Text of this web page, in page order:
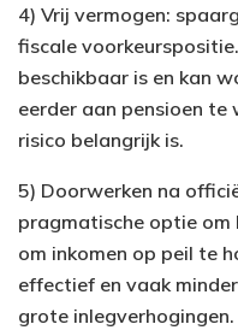
4) Vrij vermogen:
fiscale
beschikbaar is en kan
eerder aan pensioen te
risico belangrijk is.
5) Doorwerken na
pragmatische optie
om inkomen op peil te
effectief en vaak
grote inlegverhogingen.